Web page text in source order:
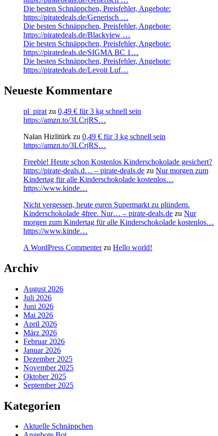
Die besten Schnäppchen, Preisfehler, Angebote:
https://piratedeals.de/Generisch …
Die besten Schnäppchen, Preisfehler, Angebote:
https://piratedeals.de/Blackview …
Die besten Schnäppchen, Preisfehler, Angebote:
https://piratedeals.de/SIGMA BC 1…
Die besten Schnäppchen, Preisfehler, Angebote:
https://piratedeals.de/Levoit Luf…
Neueste Kommentare
pl_pirat zu 0,49 € für 3 kg schnell sein
https://amzn.to/3LCrjRS…
Nalan Hizlitürk zu 0,49 € für 3 kg schnell sein
https://amzn.to/3LCrjRS…
Freebie! Heute schon Kostenlos Kinderschokolade gesichert?
https://pirate-deals.d… – pirate-deals.de zu Nur morgen zum
Kindertag für alle Kinderschokolade kostenlos…
https://www.kinde…
Nicht vergessen, heute euren Supermarkt zu plündern.
Kinderschokolade 4free. Nur… – pirate-deals.de zu Nur
morgen zum Kindertag für alle Kinderschokolade kostenlos…
https://www.kinde…
A WordPress Commenterzu Hello world!
Archiv
August 2026
Juli 2026
Juni 2026
Mai 2026
April 2026
März 2026
Februar 2026
Januar 2026
Dezember 2025
November 2025
Oktober 2025
September 2025
Kategorien
Aktuelle Schnäppchen